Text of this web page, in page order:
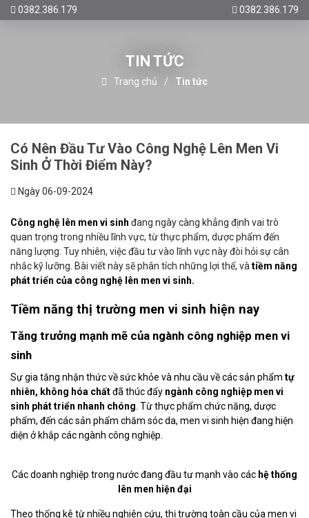
0382.386.179 0382.386.179
TIN TỨC
Trang chủ Tin tức
Có Nên Đầu Tư Vào Công Nghệ Lên Men Vi
Sinh Ở Thời Điểm Này?
Ngày 06-09-2024
Công nghệ lên men vi sinh đang ngày càng khẳng định vai trò
quan trọng trong nhiều lĩnh vực, từ thực phẩm, dược phẩm đến
năng lượng. Tuy nhiên, việc đầu tư vào lĩnh vực này đòi hỏi sự cân
nhắc kỹ lưỡng. Bài viết này sẽ phân tích những lợi thế, và tiềm năng
phát triển của công nghệ lên men vi sinh.
Tiềm năng thị trường men vi sinh hiện nay
Tăng trưởng mạnh mẽ của ngành công nghiệp men vi
sinh
Sự gia tăng nhận thức về sức khỏe và nhu cầu về các sản phẩm tự
nhiên, không hóa chấtđã thúc đẩy ngành công nghiệp men vi
sinh phát triển nhanh chóng . Từ thực phẩm chức năng, dược
phẩm, đến các sản phẩm chăm sóc da, men vi sinh hiện đang hiện
diện ở khắp các ngành công nghiệp.
Các doanh nghiệp trong nước đang đầu tư mạnh vào các hệ thống
lên men hiện đại
Theo thống kê từ nhiều nghiên cứu, thị trường toàn cầu của men vi